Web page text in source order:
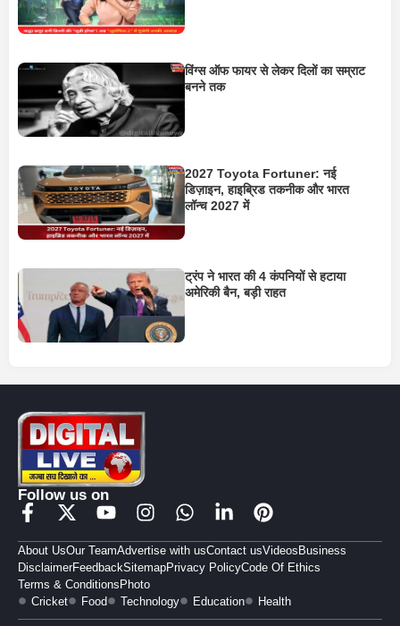
विंग्स ऑफ फायर से लेकर दिलों का सम्राट
बनने तक
2027 Toyota Fortuner: नई
डिज़ाइन, हाइब्रिड तकनीक और भारत
लॉन्च 2027 में
ट्रंप ने भारत की 4 कंपनियों से हटाया
अमेरिकी बैन, बड़ी राहत
Follow us on
About UsOur TeamAdvertise with usContact usVideosBusiness
DisclaimerFeedbackSitemapPrivacy PolicyCode Of Ethics
Terms & ConditionsPhoto
Cricket
Food Technology Education Health